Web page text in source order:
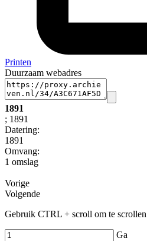
Printen
Duurzaam webadres
1891
; 1891
Datering:
1891
Omvang:
1 omslag
Vorige
Volgende
Gebruik CTRL + scroll om te scrollen
Ga